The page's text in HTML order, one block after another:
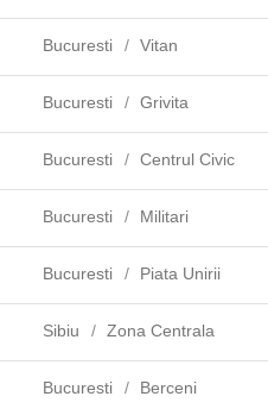
Bucuresti Vitan
Bucuresti Grivita
Bucuresti Centrul Civic
Bucuresti Militari
Bucuresti Piata Unirii
Sibiu Zona Centrala
Bucuresti Berceni